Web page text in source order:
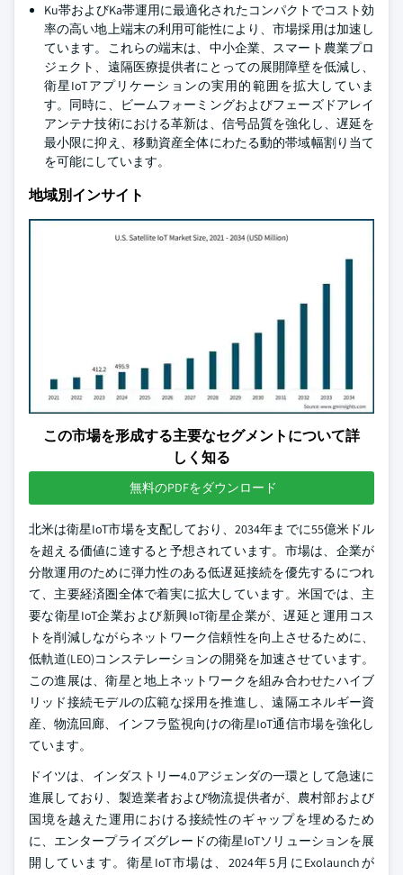
Ku帯およびKa帯運用に最適化されたコンパクトでコスト効
率の高い地上端末の利用可能性により、市場採用は加速し
ています。これらの端末は、中小企業、スマート農業プロ
ジェクト、遠隔医療提供者にとっての展開障壁を低減し、
衛星IoTアプリケーションの実用的範囲を拡大していま
す。同時に、ビームフォーミングおよびフェーズドアレイ
アンテナ技術における革新は、信号品質を強化し、遅延を
最小限に抑え、移動資産全体にわたる動的帯域幅割り当て
を可能にしています。
地域別インサイト
この市場を形成する主要なセグメントについて詳
しく知る
無料のPDFをダウンロード
北米は衛星IoT市場を支配しており、2034年までに55億米ドル
を超える価値に達すると予想されています。市場は、企業が
分散運用のために弾力性のある低遅延接続を優先するにつれ
て、主要経済圏全体で着実に拡大しています。米国では、主
要な衛星IoT企業および新興IoT衛星企業が、遅延と運用コス
トを削減しながらネットワーク信頼性を向上させるために、
低軌道(LEO)コンステレーションの開発を加速させています。
この進展は、衛星と地上ネットワークを組み合わせたハイブ
リッド接続モデルの広範な採用を推進し、遠隔エネルギー資
産、物流回廊、インフラ監視向けの衛星IoT通信市場を強化し
ています。
ドイツは、インダストリー4.0アジェンダの一環として急速に
進展しており、製造業者および物流提供者が、農村部および
国境を越えた運用における接続性のギャップを埋めるため
に、エンタープライズグレードの衛星IoTソリューションを展
開しています。衛星IoT市場は、2024年5月にExolaunchが